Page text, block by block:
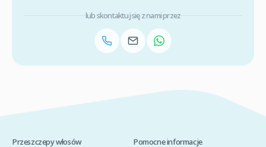
lub skontaktuj się z nami przez
Przeszczepy włosów Pomocne informacje